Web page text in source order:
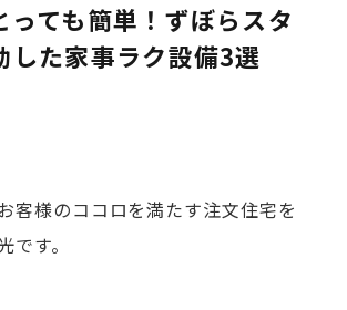
っても簡単！ずぼらスタ
した家事ラク設備3選
客様のココロを満たす注文住宅を
す。